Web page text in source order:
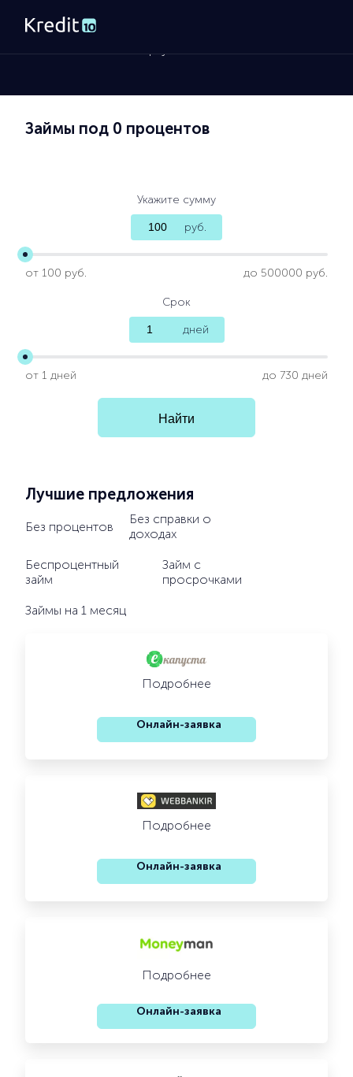
Займы под 0 процентов
Укажите сумму
руб.
от 100 руб. до 500000 руб.
Срок
дней
от 1 дней до 730 дней
Лучшие предложения
Без процентов
Без справки о
доходах
Беспроцентный
займ
Займ с
просрочками
Займы на 1 месяц
Подробнее
Онлайн-заявка
Подробнее
Онлайн-заявка
Подробнее
Онлайн-заявка